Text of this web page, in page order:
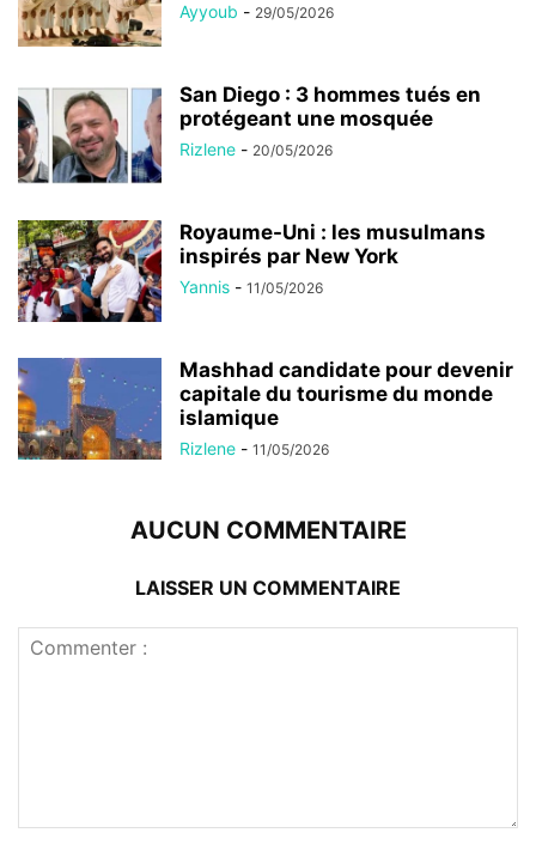
Ayyoub - 29/05/2026
San Diego : 3 hommes tués en
protégeant une mosquée
Rizlene - 20/05/2026
Royaume-Uni : les musulmans
inspirés par New York
Yannis - 11/05/2026
Mashhad candidate pour devenir
capitale du tourisme du monde
islamique
Rizlene - 11/05/2026
AUCUN COMMENTAIRE
LAISSER UN COMMENTAIRE